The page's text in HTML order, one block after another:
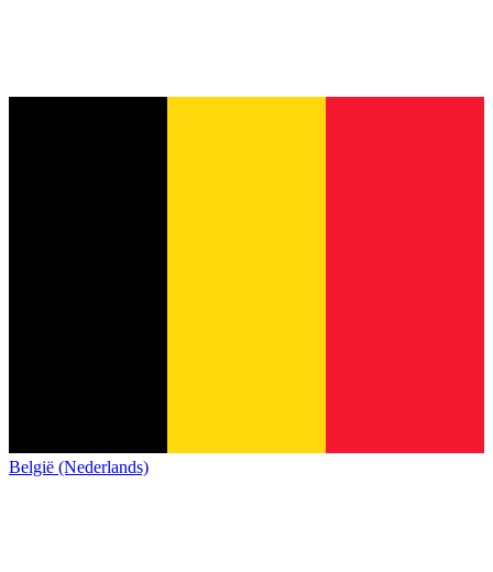
België (Nederlands)